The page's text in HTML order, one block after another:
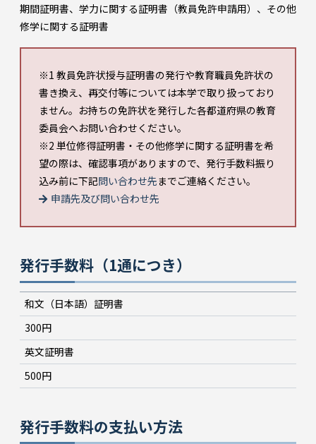
期間証明書、学力に関する証明書（教員免許申請用）、その他
修学に関する証明書
※1 教員免許状授与証明書の発行や教育職員免許状の
書き換え、再交付等については本学で取り扱っており
ません。お持ちの免許状を発行した各都道府県の教育
委員会へお問い合わせください。
※2 単位修得証明書・その他修学に関する証明書を希
望の際は、確認事項がありますので、発行手数料振り
込み前に下記問い合わせ先までご連絡ください。
申請先及び問い合わせ先
発行手数料（1通につき）
和文（日本語）証明書
300円
英文証明書
500円
発行手数料の支払い方法